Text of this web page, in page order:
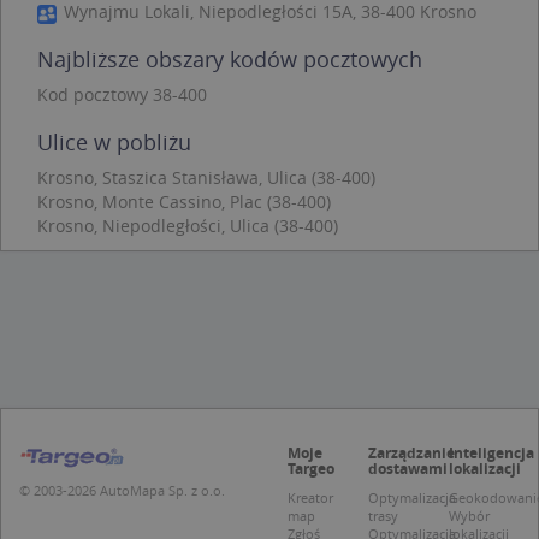
Wynajmu Lokali, Niepodległości 15A, 38-400 Krosno
Najbliższe obszary kodów pocztowych
Kod pocztowy 38-400
Ulice w pobliżu
Krosno, Staszica Stanisława, Ulica (38-400)
Krosno, Monte Cassino, Plac (38-400)
Krosno, Niepodległości, Ulica (38-400)
© 2003-2026 AutoMapa Sp. z o.o.
Moje
Targeo
Kreator
map
Zgłoś
Zarządzanie
dostawami
Optymalizacja
trasy
Optymalizacja
Inteligencja
lokalizacji
Wybór
lokalizacji
Funkcjonalność
Niesklasyfikowane
Niezbędne pliki cookie umożliwiają korzystanie z
podstawowych funkcji strony internetowej, takich
jak logowanie użytkownika i zarządzanie kontem.
prawidłowo korzystać ze strony internetowej.
Nazwa
Provider/
Domena
APPSESSID .targeo.pl
to